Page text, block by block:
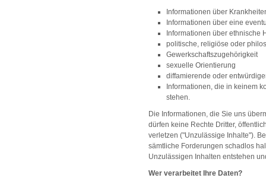
Informationen über
Informationen über eine
Informationen über ethnische
politische, religiöse oder
Gewerkschaftszugehörigkeit
sexuelle Orientierung
diffamierende oder
Informationen, die in keinem
stehen.
Die Informationen, die Sie uns
dürfen keine Rechte Dritter,
verletzen ("Unzulässige Inhalte").
sämtliche Forderungen schadlos
Unzulässigen Inhalten entstehen
Wer verarbeitet Ihre Daten?